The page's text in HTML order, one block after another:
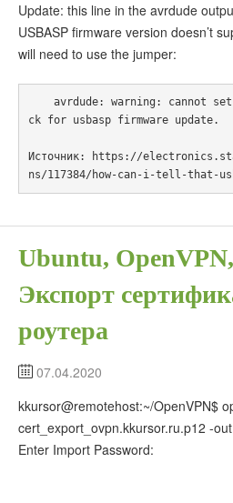
Update: this line in the avrdude
USBASP firmware version doesn’t
will need to use the jumper:
ck for usbasp firmware update.
Источник: https://
Ubuntu,
Экспорт
роутера
07.04.2020
kkursor@remotehost:~/OpenVPN$
cert_export_ovpn.kkursor.ru.p12 -
Enter Import Password: